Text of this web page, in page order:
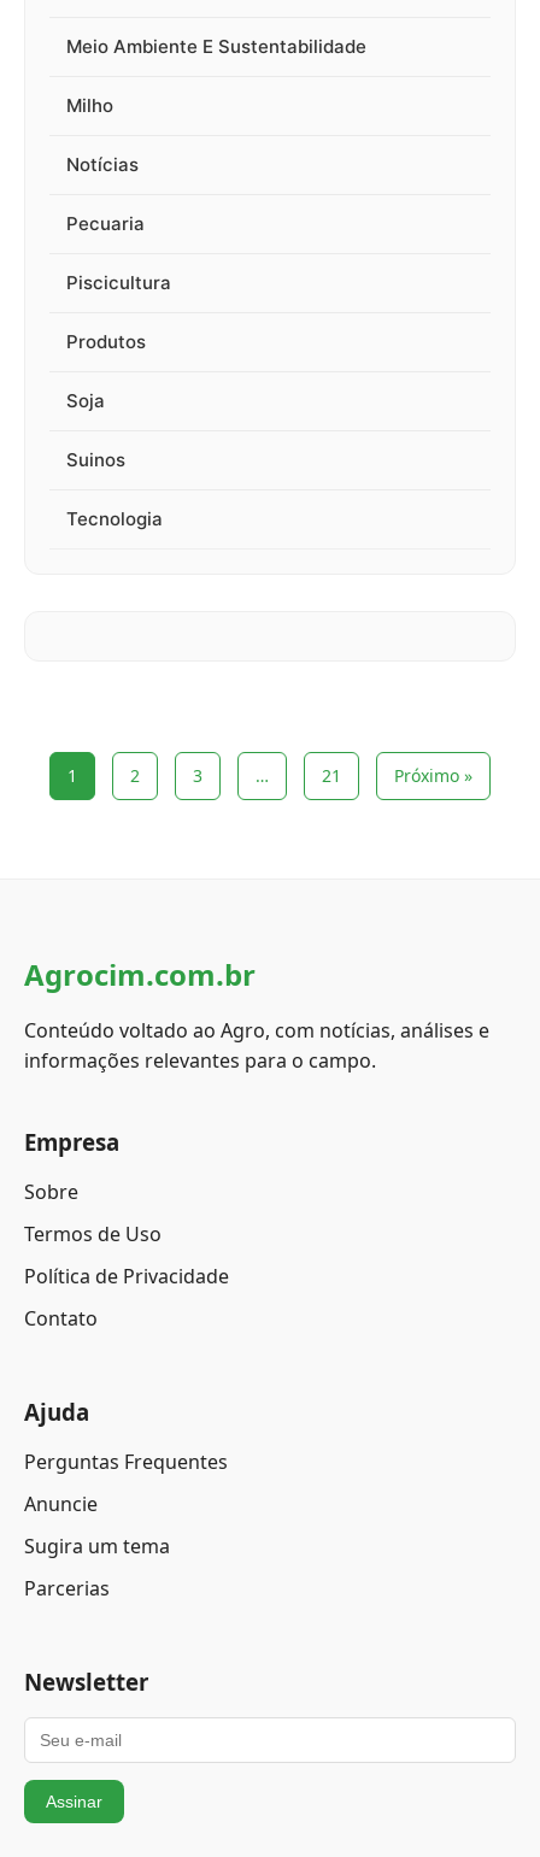
Meio Ambiente E Sustentabilidade
Milho
Notícias
Pecuaria
Piscicultura
Produtos
Soja
Suinos
Tecnologia
1 2 3 … 21 Próximo »
Agrocim.com.br
Conteúdo voltado ao Agro, com notícias, análises e
informações relevantes para o campo.
Empresa
Sobre
Termos de Uso
Política de Privacidade
Contato
Ajuda
Perguntas Frequentes
Anuncie
Sugira um tema
Parcerias
Newsletter
Assinar